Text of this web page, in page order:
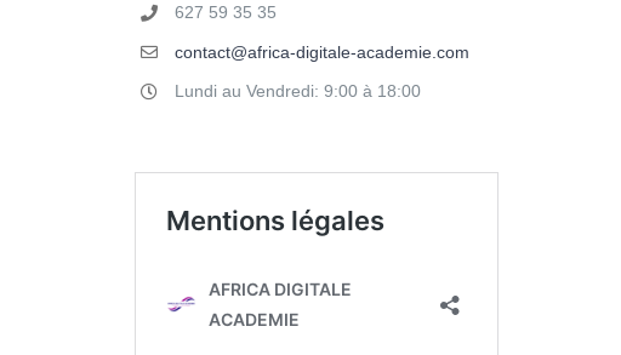
627 59 35 35
contact@africa-digitale-academie.com
Lundi au Vendredi: 9:00 à 18:00